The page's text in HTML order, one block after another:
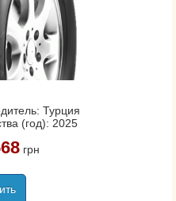
Турция
(год): 2025
грн